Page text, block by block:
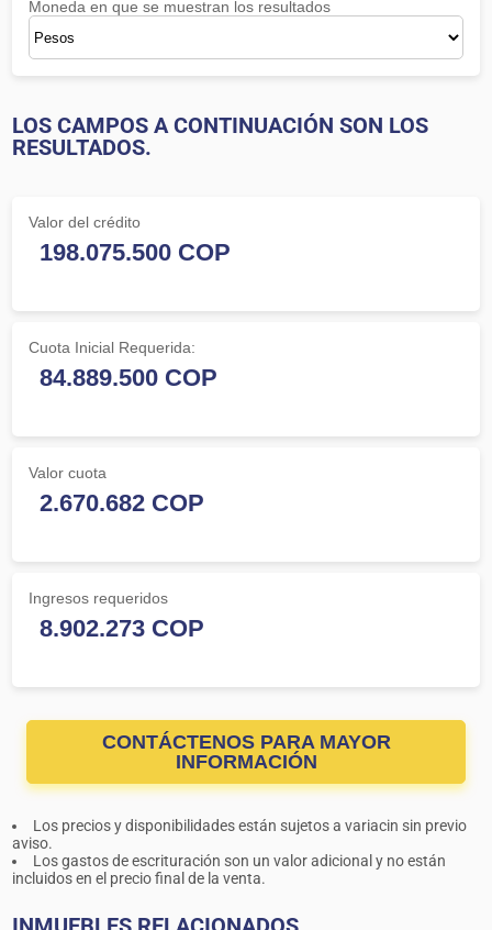
Moneda en que se muestran los resultados
LOS CAMPOS A CONTINUACIÓN SON LOS
RESULTADOS.
Valor del crédito
Cuota Inicial Requerida:
Valor cuota
Ingresos requeridos
CONTÁCTENOS PARA MAYOR
INFORMACIÓN
Los precios y disponibilidades están sujetos a variacin sin previo
aviso.
Los gastos de escrituración son un valor adicional y no están
incluidos en el precio final de la venta.